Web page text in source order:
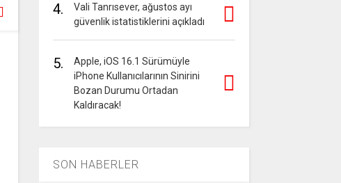
4.
Vali Tanrısever, ağustos ayı
güvenlik istatistiklerini açıkladı
5.
Apple, iOS 16.1 Sürümüyle
iPhone Kullanıcılarının Sinirini
Bozan Durumu Ortadan
Kaldıracak!
SON HABERLER